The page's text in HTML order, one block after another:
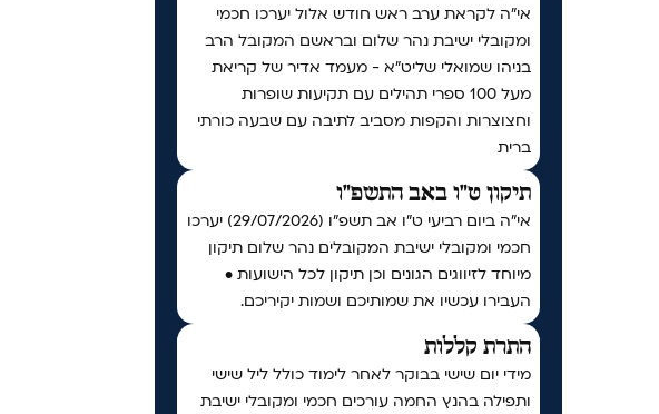
אי"ה לקראת ערב ראש חודש אלול יערכו חכמי
ומקובלי ישיבת נהר שלום ובראשם המקובל הרב
בניהו שמואלי שליט״א - מעמד אדיר של קריאת
מעל 100 ספרי תהילים עם תקיעות שופרות
וחצוצרות והקפות מסביב לתיבה עם שבעה כורתי
ברית
תיקון ט"ו באב התשפ"ו
אי"ה ביום רביעי ט״ו אב תשפ״ו (29/07/2026) יערכו
חכמי ומקובלי ישיבת המקובלים נהר שלום תיקון
מיוחד לזיווגים הגונים וכן תיקון לכל הישועות •
העבירו עכשיו את שמותיכם ושמות יקיריכם.
התרת קללות
מידי יום שישי בבוקר לאחר לימוד כולל ליל שישי
ותפילה בהנץ החמה עורכים חכמי ומקובלי ישיבת